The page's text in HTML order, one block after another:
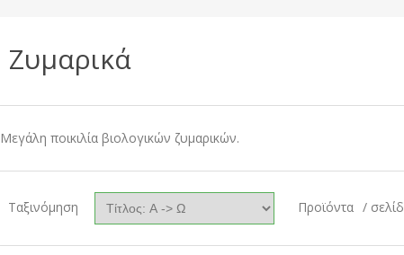
Ζυμαρικά
Μεγάλη ποικιλία βιολογικών ζυμαρικών.
Ταξινόμηση Προϊόντα /